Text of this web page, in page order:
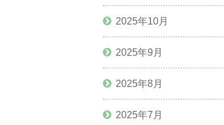
2025年10月
2025年9月
2025年8月
2025年7月